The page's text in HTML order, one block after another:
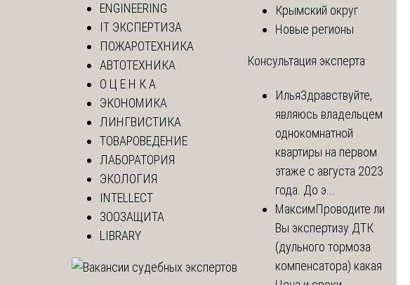
ENGINEERING
IT ЭКСПЕРТИЗА
ПОЖАРОТЕХНИКА
АВТОТЕХНИКА
О Ц Е Н К А
ЭКОНОМИКА
ЛИНГВИСТИКА
ТОВАРОВЕДЕНИЕ
ЛАБОРАТОРИЯ
ЭКОЛОГИЯ
INTELLECT
ЗООЗАЩИТА
LIBRARY
Крымский округ
Новые регионы
Консультация эксперта
ИльяЗдравствуйте,
являюсь владельцем
однокомнатной
квартиры на первом
этаже с августа 2023
года. До э...
МаксимПроводите ли
Вы экспертизу ДТК
(дульного тормоза
компенсатора) какая